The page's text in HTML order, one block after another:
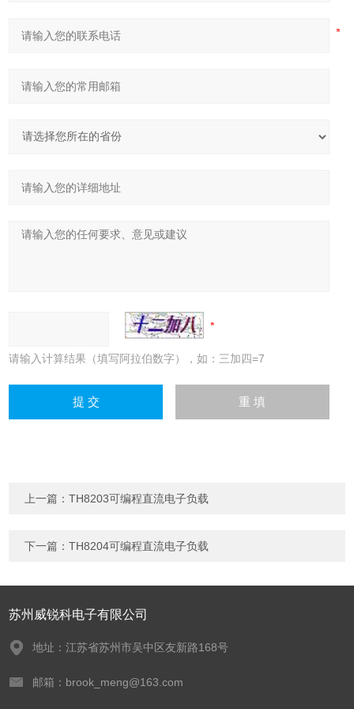
请输入计算结果（填写阿拉伯数字），如：三加四=7
上一篇：TH8203可编程直流电子负载
下一篇：TH8204可编程直流电子负载
苏州威锐科电子有限公司
地址：江苏省苏州市吴中区友新路168号
邮箱：brook_meng@163.com